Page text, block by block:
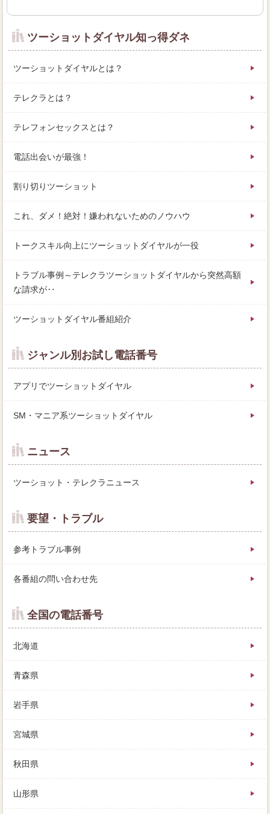
ツーショットダイヤル知っ得ダネ
ツーショットダイヤルとは？
テレクラとは？
テレフォンセックスとは？
電話出会いが最強！
割り切りツーショット
これ、ダメ！絶対！嫌われないためのノウハウ
トークスキル向上にツーショットダイヤルが一役
トラブル事例～テレクラツーショットダイヤルから突然高額
な請求が‥
ツーショットダイヤル番組紹介
ジャンル別お試し電話番号
アプリでツーショットダイヤル
SM・マニア系ツーショットダイヤル
ニュース
ツーショット・テレクラニュース
要望・トラブル
参考トラブル事例
各番組の問い合わせ先
全国の電話番号
北海道
青森県
岩手県
宮城県
秋田県
山形県